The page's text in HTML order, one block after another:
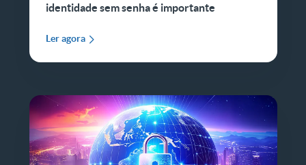
identidade sem senha é importante
Ler agora